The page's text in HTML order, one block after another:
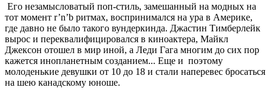
Его незамысловатый поп-стиль, замешанный на модных на
тот момент r’n’b ритмах, воспринимался на ура в Америке,
где давно не было такого вундеркинда. Джастин Тимберлейк
вырос и переквалифицировался в киноактера, Майкл
Джексон отошел в мир иной, а Леди Гага многим до сих пор
кажется инопланетным созданием... Еще и поэтому
молоденькие девушки от 10 до 18 и стали наперевес бросаться
на шею канадскому юноше.